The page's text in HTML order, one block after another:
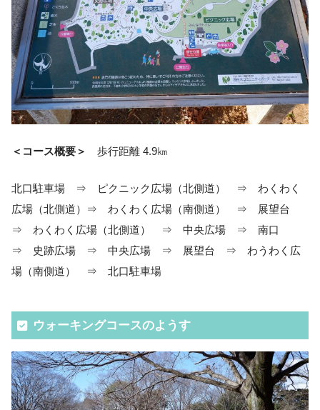
＜コース概要＞ 歩行距離 4.9㎞
北口駐車場 ⇒ ピクニック広場（北側道） ⇒ わくわく
広場（北側道）⇒ わくわく広場（南側道） ⇒ 展望台
⇒ わくわく広場（北側道） ⇒ 中央広場 ⇒ 南口
⇒ 史跡広場 ⇒ 中央広場 ⇒ 展望台 ⇒ わうわく広
場（南側道） ⇒ 北口駐車場
ウォーキングコースのようす